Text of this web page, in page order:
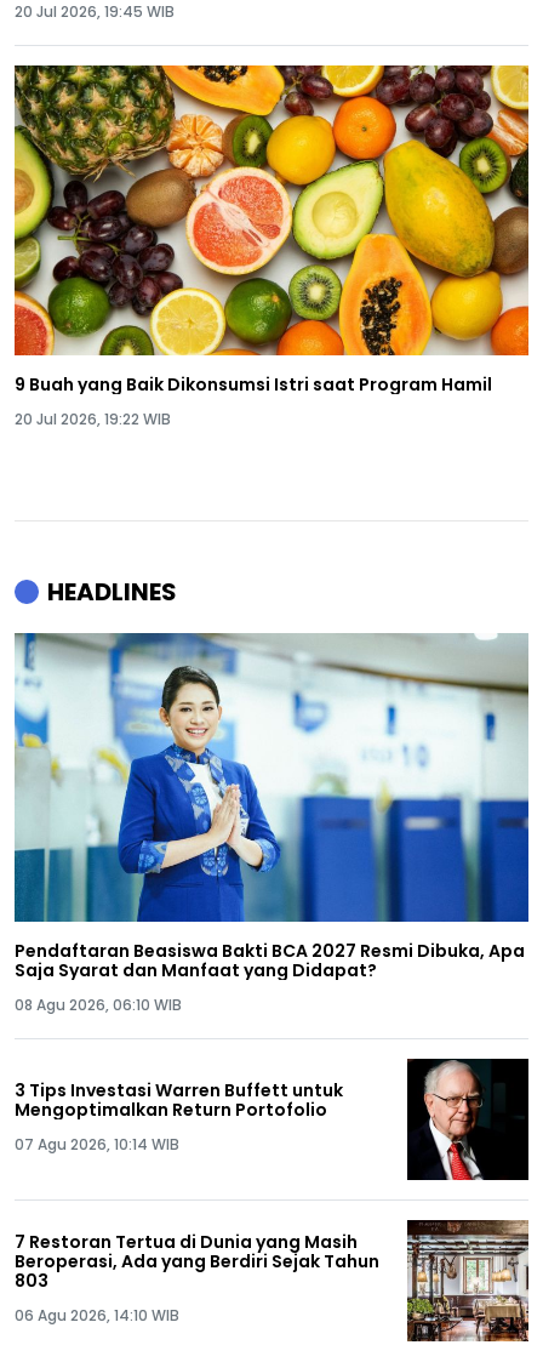
20 Jul 2026, 19:45 WIB
9 Buah yang Baik Dikonsumsi Istri saat Program Hamil
20 Jul 2026, 19:22 WIB
HEADLINES
Pendaftaran Beasiswa Bakti BCA 2027 Resmi Dibuka, Apa
Saja Syarat dan Manfaat yang Didapat?
08 Agu 2026, 06:10 WIB
3 Tips Investasi Warren Buffett untuk
Mengoptimalkan Return Portofolio
07 Agu 2026, 10:14 WIB
7 Restoran Tertua di Dunia yang Masih
Beroperasi, Ada yang Berdiri Sejak Tahun
803
06 Agu 2026, 14:10 WIB